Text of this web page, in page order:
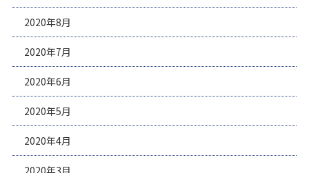
2020年8月
2020年7月
2020年6月
2020年5月
2020年4月
2020年3月